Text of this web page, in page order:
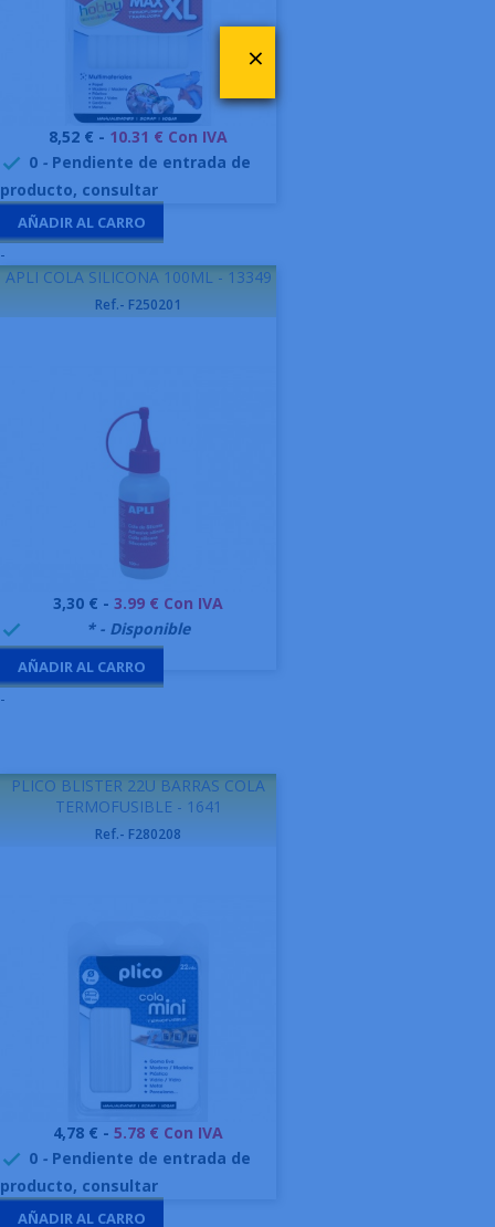
Precio
8,52 € - 10.31 € Con IVA
 0 - Pendiente de entrada de
producto, consultar
AÑADIR AL CARRO
-
APLI COLA SILICONA 100ML - 13349
Ref.- F250201
Precio
3,30 € - 3.99 € Con IVA
 * - Disponible
AÑADIR AL CARRO
-
PLICO BLISTER 22U BARRAS COLA
TERMOFUSIBLE - 1641
Ref.- F280208
Precio
4,78 € - 5.78 € Con IVA
 0 - Pendiente de entrada de
producto, consultar
AÑADIR AL CARRO
×